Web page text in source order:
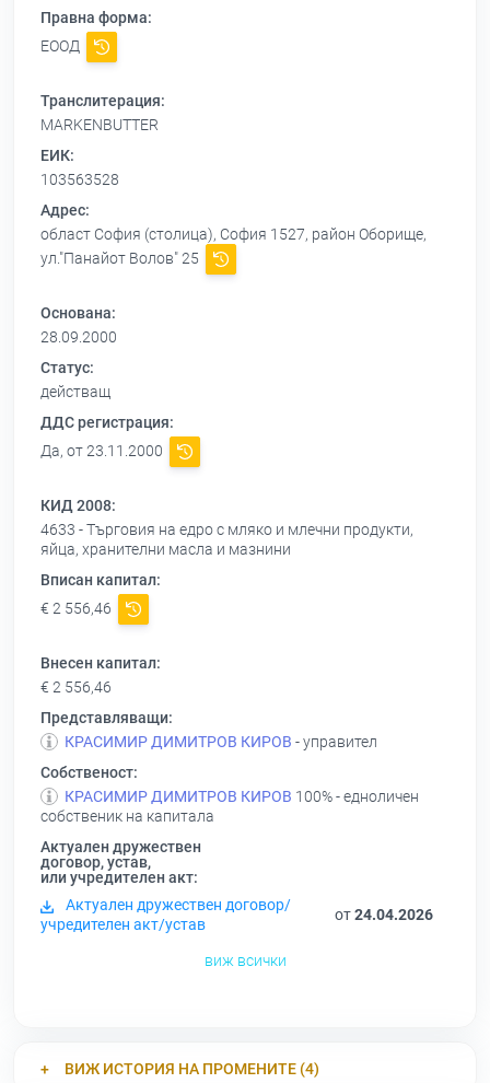
Правна форма:
ЕООД
Транслитерация:
MARKENBUTTER
ЕИК:
103563528
Адрес:
област София (столица), София 1527, район Оборище,
ул."Панайот Волов" 25
Основана:
28.09.2000
Статус:
действащ
ДДС регистрация:
Да, от 23.11.2000
КИД 2008:
4633 - Търговия на едро с мляко и млечни продукти,
яйца, хранителни масла и мазнини
Вписан капитал:
€ 2 556,46
Внесен капитал:
€ 2 556,46
Представляващи:
КРАСИМИР ДИМИТРОВ КИРОВ - управител
Собственост:
КРАСИМИР ДИМИТРОВ КИРОВ 100% - едноличен
собственик на капитала
Актуален дружествен
договор, устав,
или учредителен акт:
Актуален дружествен договор/
учредителен акт/устав
от24.04.2026
виж всички
ВИЖ ИСТОРИЯ НА ПРОМЕНИТЕ (4)